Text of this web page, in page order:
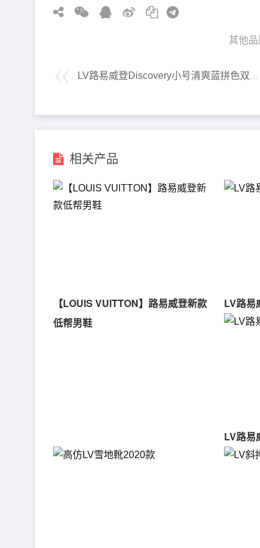
其他品
相关产品
【LOUlS VUlTTON】路易威登新款
低帮男鞋
LV路易
LV路易